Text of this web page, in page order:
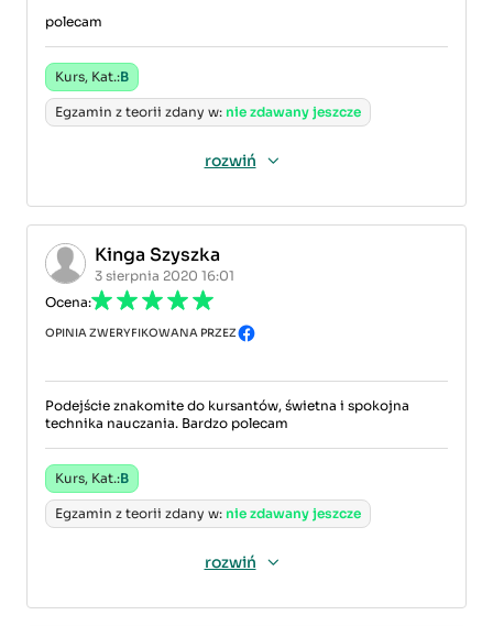
polecam
Kurs, Kat.:B
Egzamin z teorii zdany w: nie zdawany jeszcze
rozwiń
Kinga Szyszka
3 sierpnia 2020 16:01
Ocena:
OPINIA ZWERYFIKOWANA PRZEZ
Podejście znakomite do kursantów, świetna i spokojna
technika nauczania. Bardzo polecam
Kurs, Kat.:B
Egzamin z teorii zdany w: nie zdawany jeszcze
rozwiń